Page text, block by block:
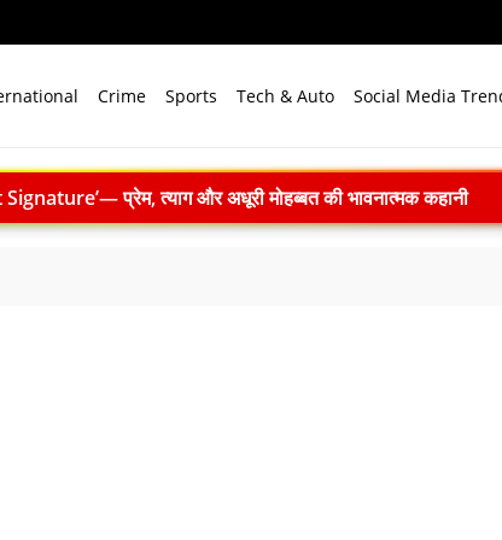
Crime Sports Tech & Auto Social Media
प्रेम, त्याग और अधूरी मोहब्बत की भावनात्मक कहानी
किमी रेंज वाली परमाणु सक्षम अग्नि-4 बैलिस्टिक मिसाइल का
सम्मेलन में युवाओं से करेंगे संवाद, राष्ट्र निर्माण और नेतृत्व पर रखेंगे